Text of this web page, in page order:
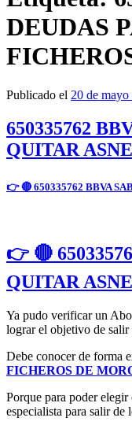
DEUDAS
Publicado el 20 de
650335762
QUITAR
👉 🔴 650335762 BBVA
👉 🔴
QUITAR
Ya pudo verificar un
lograr el objetivo de
Debe conocer de forma
FICHEROS DE
Porque para poder
especialista para salir